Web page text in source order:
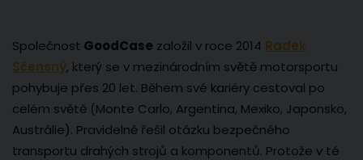
Společnost GoodCase založil v roce 2014 Radek
Sčensný, který se v mezinárodním světě motorsportu
pohybuje přes 20 let. Během své kariéry cestoval po
celém světě (Monte Carlo, Argentina, Mexiko, Japonsko,
Austrálie). Pravidelně řešil otázku bezpečného
transportu drahých strojů a komponentů. Protože v té